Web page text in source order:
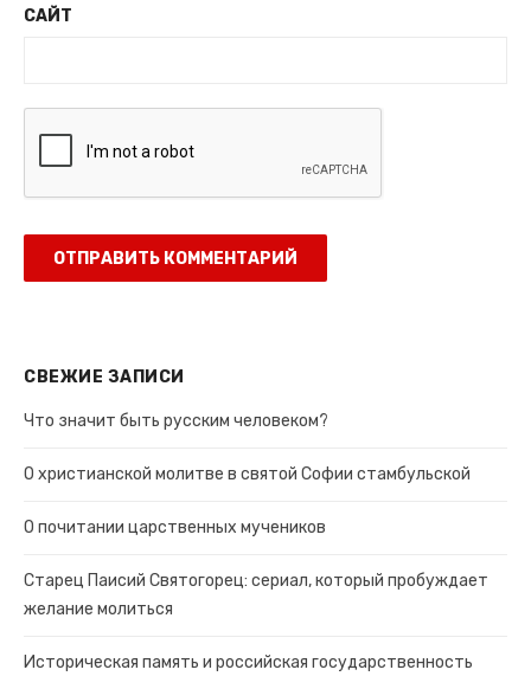
САЙТ
СВЕЖИЕ ЗАПИСИ
Что значит быть русским человеком?
О христианской молитве в святой Софии стамбульской
О почитании царственных мучеников
Старец Паисий Святогорец: сериал, который пробуждает
желание молиться
Историческая память и российская государственность